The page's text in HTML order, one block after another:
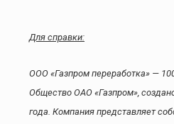
Для справки:
ООО «Газпром переработка» —
Общество ОАО «Газпром»,
года. Компания представляет